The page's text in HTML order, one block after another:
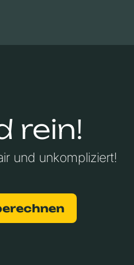
rein!
und unkompliziert!